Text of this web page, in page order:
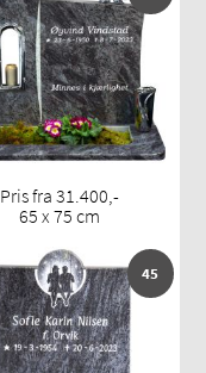
Pris fra 31.400,-
65 x 75 cm
45